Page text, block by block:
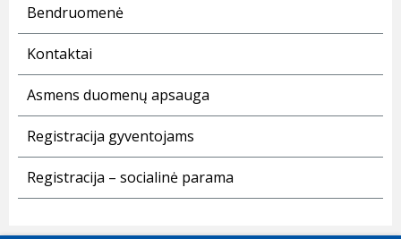
Bendruomenė
Kontaktai
Asmens duomenų apsauga
Registracija gyventojams
Registracija – socialinė parama